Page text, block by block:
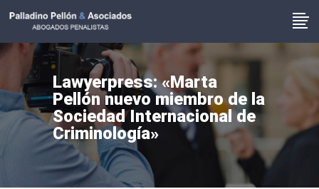
Lawyerpress: «Marta
Pellón nuevo miembro de la
Sociedad Internacional de
Criminología»